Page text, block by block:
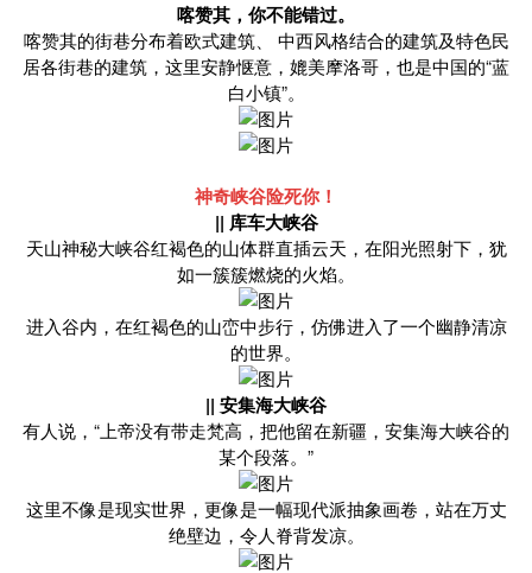
喀赞其，你不能错过。
喀赞其的街巷分布着欧式建筑、 中西风格结合的建筑及特色民
居各街巷的建筑，这里安静惬意，媲美摩洛哥，也是中国的“蓝
白小镇”。
神奇峡谷险死你！
|| 库车大峡谷
天山神秘大峡谷红褐色的山体群直插云天，在阳光照射下，犹
如一簇簇燃烧的火焰。
进入谷内，在红褐色的山峦中步行，仿佛进入了一个幽静清凉
的世界。
|| 安集海大峡谷
有人说，“上帝没有带走梵高，把他留在新疆，安集海大峡谷的
某个段落。”
这里不像是现实世界，更像是一幅现代派抽象画卷，站在万丈
绝壁边，令人脊背发凉。